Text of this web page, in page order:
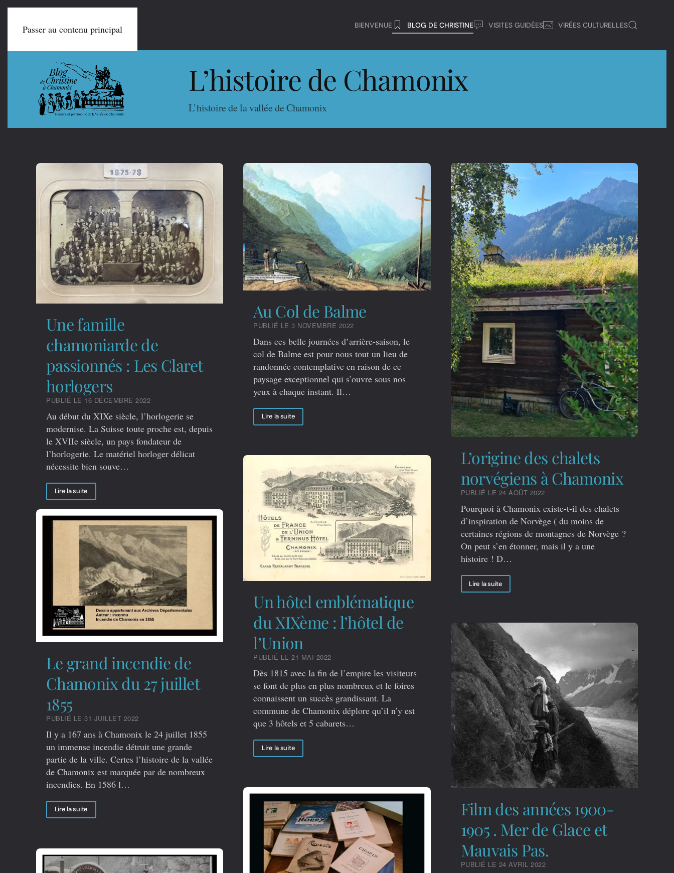
Passer au contenu principal BIENVENUE BLOG DE CHRISTINE VISITES GUIDÉES VIRÉES CULTURELLES
L’histoire de Chamonix
L’histoire de la vallée de Chamonix
Une famille
chamoniarde de
passionnés : Les Claret
horlogers
PUBLIÉ LE 16 DÉCEMBRE 2022
Au début du XIXe siècle, l’horlogerie se
modernise. La Suisse toute proche est, depuis
le XVIIe siècle, un pays fondateur de
l’horlogerie. Le matériel horloger délicat
nécessite bien souve…
Lire la suite
Au Col de Balme
PUBLIÉ LE 3 NOVEMBRE 2022
Dans ces belle journées d’arrière-saison, le
col de Balme est pour nous tout un lieu de
randonnée contemplative en raison de ce
paysage exceptionnel qui s’ouvre sous nos
yeux à chaque instant. Il…
Lire la suite
L’origine des chalets
norvégiens à Chamonix
PUBLIÉ LE 24 AOÛT 2022
Pourquoi à Chamonix existe-t-il des chalets
d’inspiration de Norvège ( du moins de
certaines régions de montagnes de Norvège ?
On peut s’en étonner, mais il y a une
histoire ! D…
Lire la suite
Le grand incendie de
Chamonix du 27 juillet
1855
PUBLIÉ LE 31 JUILLET 2022
Il y a 167 ans à Chamonix le 24 juillet 1855
un immense incendie détruit une grande
partie de la ville. Certes l’histoire de la vallée
de Chamonix est marquée par de nombreux
incendies. En 1586 l…
Lire la suite
Un hôtel emblématique
du XIXème : l’hôtel de
l’Union
PUBLIÉ LE 21 MAI 2022
Dès 1815 avec la fin de l’empire les visiteurs
se font de plus en plus nombreux et le foires
connaissent un succès grandissant. La
commune de Chamonix déplore qu’il n’y est
que 3 hôtels et 5 cabarets…
Lire la suite
Film des années 1900-
1905 . Mer de Glace et
Mauvais Pas.
PUBLIÉ LE 24 AVRIL 2022